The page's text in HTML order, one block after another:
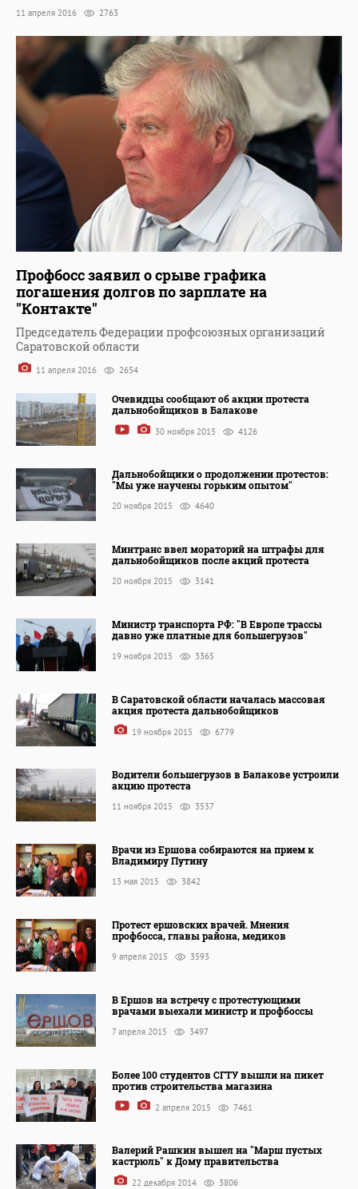
11 апреля 2016 2763
Профбосс заявил о срыве графика
погашения долгов по зарплате на
"Контакте"
Председатель Федерации профсоюзных организаций
Саратовской области
11 апреля 2016 2654
Очевидцы сообщают об акции протеста
дальнобойщиков в Балакове
30 ноября 2015 4126
Дальнобойщики о продолжении протестов:
"Мы уже научены горьким опытом"
20 ноября 2015 4640
Минтранс ввел мораторий на штрафы для
дальнобойщиков после акций протеста
20 ноября 2015 3141
Министр транспорта РФ: "В Европе трассы
давно уже платные для большегрузов"
19 ноября 2015 3365
В Саратовской области началась массовая
акция протеста дальнобойщиков
19 ноября 2015 6779
Водители большегрузов в Балакове устроили
акцию протеста
11 ноября 2015 3537
Врачи из Ершова собираются на прием к
Владимиру Путину
13 мая 2015 3842
Протест ершовских врачей. Мнения
профбосса, главы района, медиков
9 апреля 2015 3593
В Ершов на встречу с протестующими
врачами выехали министр и профбоссы
7 апреля 2015 3497
Более 100 студентов СГТУ вышли на пикет
против строительства магазина
2 апреля 2015 7461
Валерий Рашкин вышел на "Марш пустых
кастрюль" к Дому правительства
22 декабря 2014 3806